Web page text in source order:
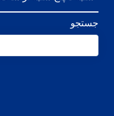
جستجو